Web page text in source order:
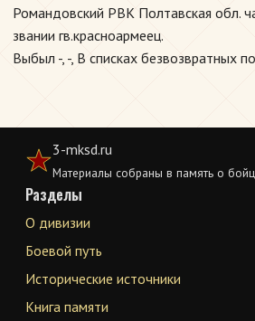
Романдовский РВК Полтавская обл.
звании гв.красноармеец.
Выбыл -, -, В списках безвозвратных
3-mksd.ru
Материалы собраны в память о
Разделы
О дивизии
Боевой путь
Исторические источники
Книга памяти